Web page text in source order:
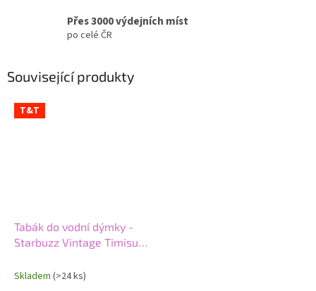
Přes 3000 výdejních míst
po celé ČR
Související produkty
T&T
Tabák do vodní dýmky -
Starbuzz Vintage Timisue
Skladem (>24 ks)